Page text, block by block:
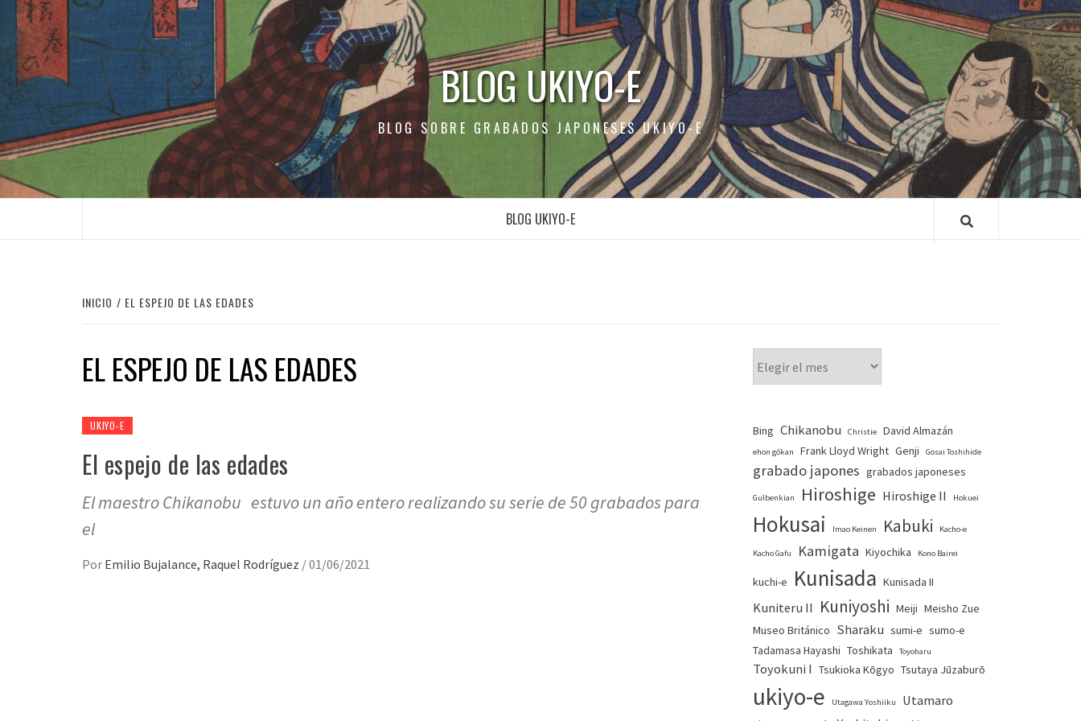
Saltar
contenido
BLOG UKIYO-E
BLOG SOBRE GRABADOS JAPONESES UKIYO-E
BLOG UKIYO-E
INICIO EL ESPEJO DE LAS EDADES
EL ESPEJO DE LAS EDADES
UKIYO-E
El espejo de las edades
El maestro Chikanobu estuvo un año entero realizando su serie de 50 grabados para
el
Por Emilio Bujalance, Raquel Rodríguez /01/06/2021
Bing Chikanobu Christie David Almazán
ehon gōkan Frank Lloyd Wright Genji Gosai Toshihide
grabado japones grabados japoneses
Gulbenkian Hiroshige Hiroshige II Hokuei
Hokusai Imao Keinen Kabuki Kacho-e
Kacho Gafu Kamigata Kiyochika Kono Bairei
kuchi-e Kunisada Kunisada II
Kuniteru II Kuniyoshi Meiji Meisho Zue
Museo Británico Sharaku sumi-e sumo-e
Tadamasa Hayashi Toshikata Toyoharu
Toyokuni I Tsukioka Kōgyo Tsutaya Jūzaburō
ukiyo-e Utagawa Yoshiiku Utamaro